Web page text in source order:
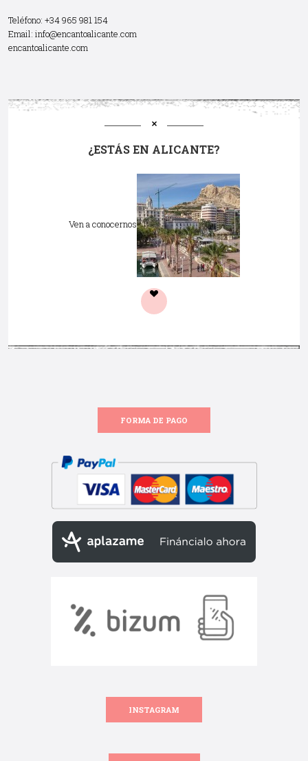
Teléfono: +34 965 981 154
Email: info@encantoalicante.com
encantoalicante.com
¿ESTÁS EN ALICANTE?
Ven a conocernos
FORMA DE PAGO
INSTAGRAM